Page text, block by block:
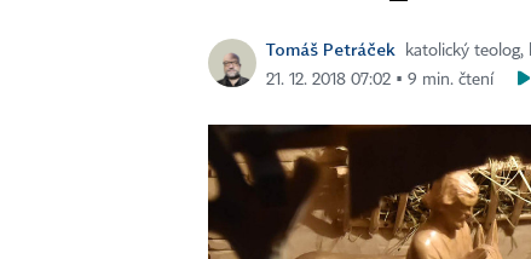
Tomáš Petráček
katolický teolog,
21. 12. 2018 07:02 ▪ 9 min. čtení